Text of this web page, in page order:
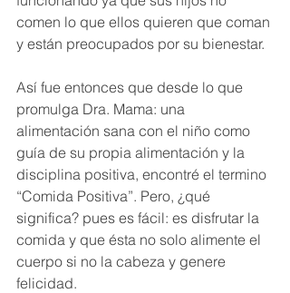
comen lo que ellos quieren que coman
y están preocupados por su bienestar.
Así fue entonces que desde lo que
promulga Dra. Mama: una
alimentación sana con el niño como
guía de su propia alimentación y la
disciplina positiva, encontré el termino
“Comida Positiva”. Pero, ¿qué
significa? pues es fácil: es disfrutar la
comida y que ésta no solo alimente el
cuerpo si no la cabeza y genere
felicidad.